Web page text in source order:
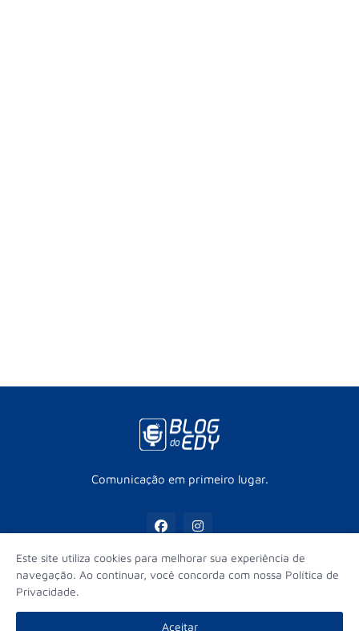
Comunicação em primeiro lugar.
Este site utiliza cookies para melhorar sua experiência de
navegação. Ao continuar, você concorda com nossa Política de
Privacidade.
Aceitar